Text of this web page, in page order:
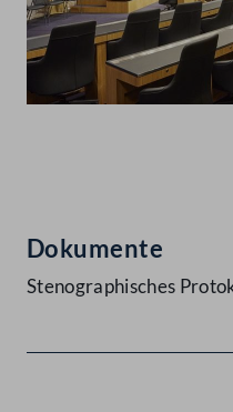
Dokumente
Stenographisches